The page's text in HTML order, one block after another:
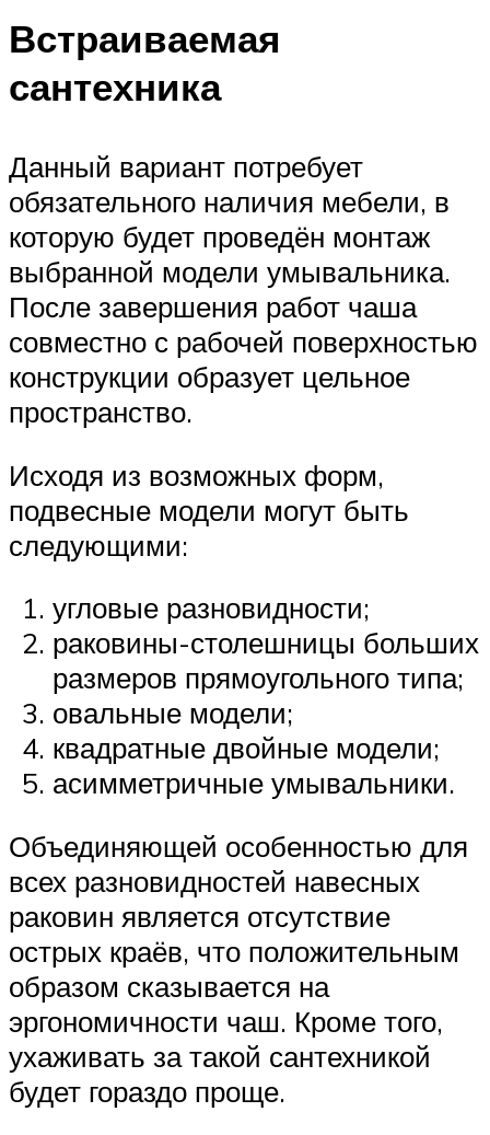
Встраиваемая
сантехника
Данный вариант потребует
обязательного наличия мебели, в
которую будет проведён монтаж
выбранной модели умывальника.
После завершения работ чаша
совместно с рабочей поверхностью
конструкции образует цельное
пространство.
Исходя из возможных форм,
подвесные модели могут быть
следующими:
угловые разновидности;
раковины-столешницы больших
размеров прямоугольного типа;
овальные модели;
квадратные двойные модели;
асимметричные умывальники.
Объединяющей особенностью для
всех разновидностей навесных
раковин является отсутствие
острых краёв, что положительным
образом сказывается на
эргономичности чаш. Кроме того,
ухаживать за такой сантехникой
будет гораздо проще.